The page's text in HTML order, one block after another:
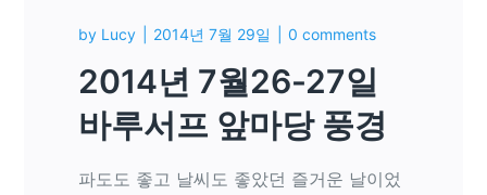
by Lucy 2014년 7월 29일 0 comments
2014년 7월26-27일
바루서프 앞마당 풍경
파도도 좋고 날씨도 좋았던 즐거운 날이었